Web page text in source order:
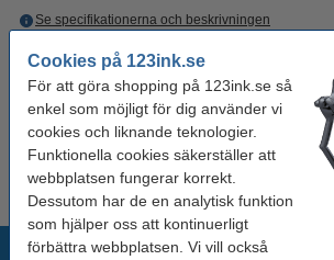
Cookies på 123ink.se
För att göra shopping på 123ink.se så
enkel som möjligt för dig använder vi
cookies och liknande teknologier.
Funktionella cookies säkerställer att
webbplatsen fungerar korrekt.
Dessutom har de en analytisk funktion
som hjälper oss att kontinuerligt
förbättra webbplatsen. Vi vill också
Se specifikationerna och beskrivningen
EU-lager
Per sida 0,04 kr
500 kr Beställ
Populära produkter